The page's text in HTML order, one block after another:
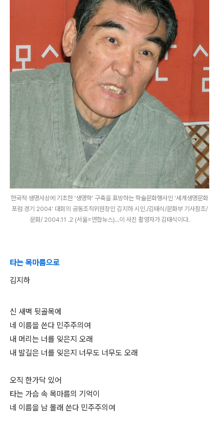
한국적 생명사상에 기초한 '생명학' 구축을 표방하는 학술문화행사인 '세계생명문화
포럼 경기 2004' 대회의 공동조직위원장인 김지하 시인./김태식/문화부 기사참조/
문화/ 2004.11 .2 (서울=연합뉴스)...이 사진 촬영자가 김태식이다.
타는 목마름으로
김지하
신 새벽 뒷골목에
네 이름을 쓴다 민주주의여
내 머리는 너를 잊은지 오래
내 발길은 너를 잊은지 너무도 너무도 오래
오직 한가닥 있어
타는 가슴 속 목마름의 기억이
네 이름을 남 몰래 쓴다 민주주의여